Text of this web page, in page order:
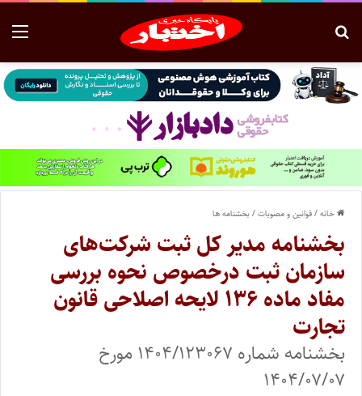
خانه/قوانین و مصوبات/بخشنامه ها
بخشنامه مدیر کل ثبت شرکت‌های
سازمان ثبت درخصوص نحوه بررسی
مفاد ماده ۱۳۶ لایحه اصلاحی قانون
تجارت
بخشنامه شماره ۱۴۰۴/۱۲۳۰۶۷ مورخ
۱۴۰۴/۰۷/۰۷